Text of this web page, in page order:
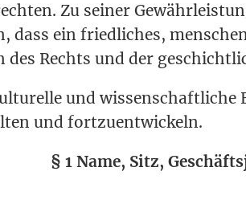
Zu sei­ner
dass ein fried­li­ches,
des Rechts und der
und wis­sen­schaft­li­che
und fortzuentwickeln.
§ 1 Name, Sitz,